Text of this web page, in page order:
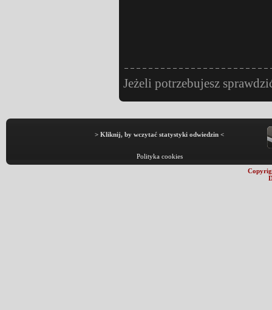
Jeżeli potrzebujesz
> Kliknij, by wczytać statystyki odwiedzin <
Polityka cookies